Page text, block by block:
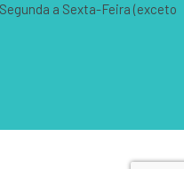
a Sexta-Feira (exceto